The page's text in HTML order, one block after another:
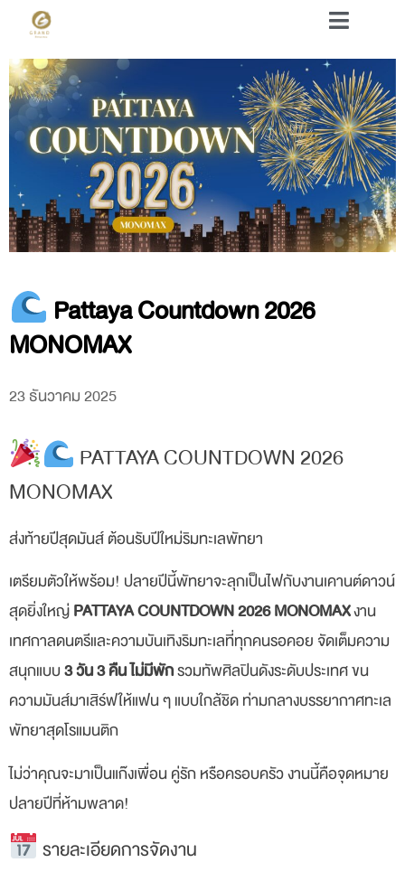
Pattaya Countdown 2026
MONOMAX
23 ธันวาคม 2025
PATTAYA COUNTDOWN 2026
MONOMAX
ส่งท้ายปีสุดมันส์ ต้อนรับปีใหม่ริมทะเลพัทยา
เตรียมตัวให้พร้อม! ปลายปีนี้พัทยาจะลุกเป็นไฟกับงานเคานต์ดาวน์
สุดยิ่งใหญ่PATTAYA COUNTDOWN 2026 MONOMAXงาน
เทศกาลดนตรีและความบันเทิงริมทะเลที่ทุกคนรอคอย จัดเต็มความ
สนุกแบบ3 วัน 3 คืน ไม่มีพักรวมทัพศิลปินดังระดับประเทศ ขน
ความมันส์มาเสิร์ฟให้แฟน ๆ แบบใกล้ชิด ท่ามกลางบรรยากาศทะเล
พัทยาสุดโรแมนติก
ไม่ว่าคุณจะมาเป็นแก๊งเพื่อน คู่รัก หรือครอบครัว งานนี้คือจุดหมาย
ปลายปีที่ห้ามพลาด!
รายละเอียดการจัดงาน